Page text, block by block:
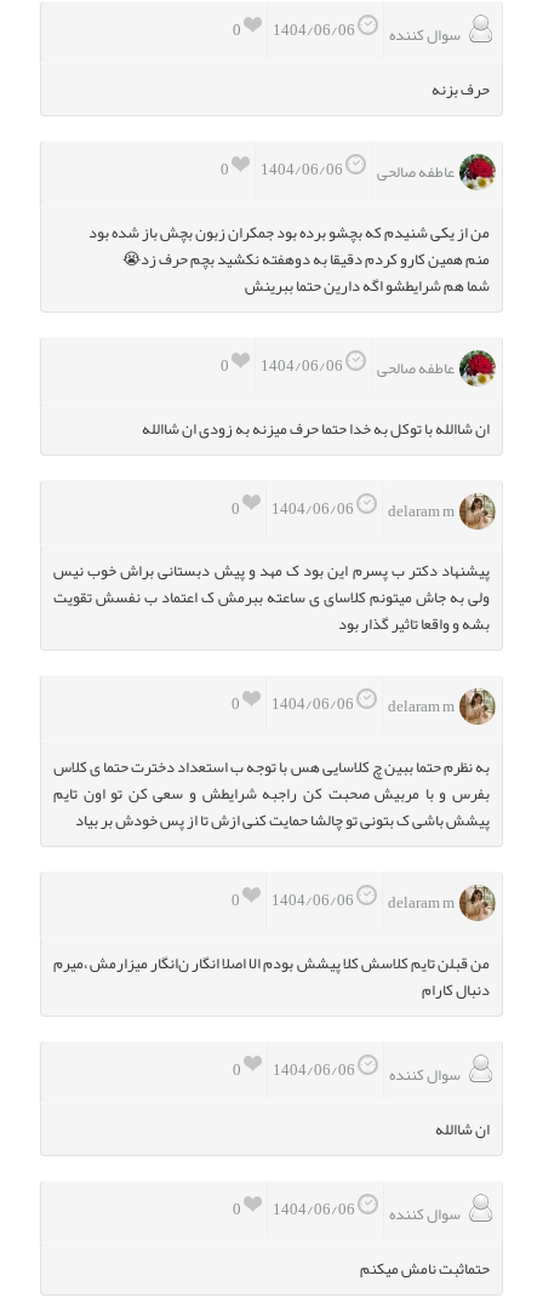
0
سوال کننده
حرف بزنه
0
عاطفه صالحی
من از یکی شنیدم که بچشو برده بود جمکران زبون بچش باز شده بود
منم همین کارو کردم دقیقا به دوهفته نکشید بچم حرف زد😭
شما هم شرایطشو اگه دارین حتما ببرینش
0
عاطفه صالحی
ان شاالله با توکل به خدا حتما حرف میزنه به زودی ان شاالله
0
delaram m
پیشنهاد دکتر ب پسرم این بود ک مهد و پیش دبستانی براش خوب نیس
ولی به جاش میتونم کلاسای ی ساعته ببرمش ک اعتماد ب نفسش تقویت
بشه و واقعا تاثیر گذار بود
0
delaram m
به نظرم حتما ببین چ کلاسایی هس با توجه ب استعداد دخترت حتما ی کلاس
بفرس و با مربیش صحبت کن راجبه شرایطش و سعی کن تو اون تایم
پیشش باشی ک بتونی تو چالشا حمایت کنی ازش تا از پس خودش بر بیاد
0
delaram m
من قبلن تایم کلاسش کلا پیشش بودم الا اصلا انگار ن‌انگار میزارمش ،میرم
دنبال کارام
0
سوال کننده
ان شاالله
0
سوال کننده
حتماثبت نامش میکنم